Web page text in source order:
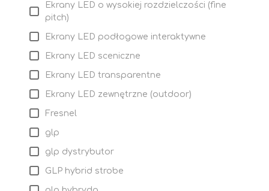
Ekrany LED o wysokiej rozdzielczości (fine
pitch)
Ekrany LED podłogowe interaktywne
Ekrany LED sceniczne
Ekrany LED transparentne
Ekrany LED zewnętrzne (outdoor)
Fresnel
glp
glp dystrybutor
GLP hybrid strobe